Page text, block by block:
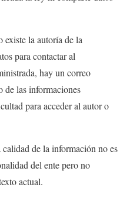
existe la autoría de la
para contactar al
hay un correo
de las informaciones
para acceder al autor o
calidad de la información no es
del ente pero no
actual.